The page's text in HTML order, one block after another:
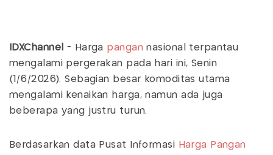
IDXChannel - Harga pangan nasional terpantau
mengalami pergerakan pada hari ini, Senin
(1/6/2026). Sebagian besar komoditas utama
mengalami kenaikan harga, namun ada juga
beberapa yang justru turun.
Berdasarkan data Pusat Informasi Harga Pangan